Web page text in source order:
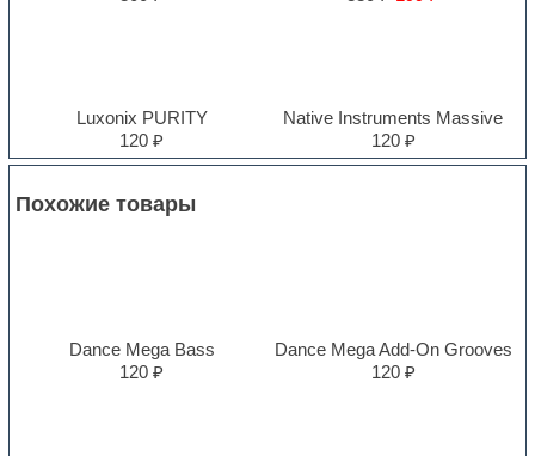
Luxonix PURITY
120 ₽
Native Instruments Massive
120 ₽
Похожие товары
Dance Mega Bass
120 ₽
Dance Mega Add-On Grooves
120 ₽